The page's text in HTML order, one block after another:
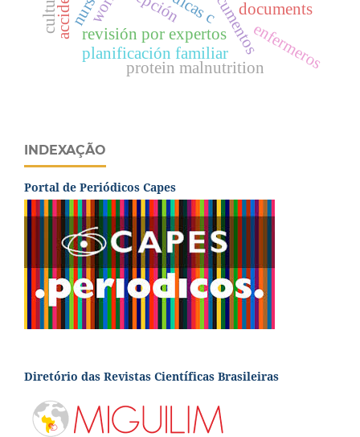
documentos
revisión por expertos
planificación familiar
documents
enfermeros
culture
protein malnutrition
INDEXAÇÃO
Portal de Periódicos Capes
Diretório das Revistas Científicas Brasileiras